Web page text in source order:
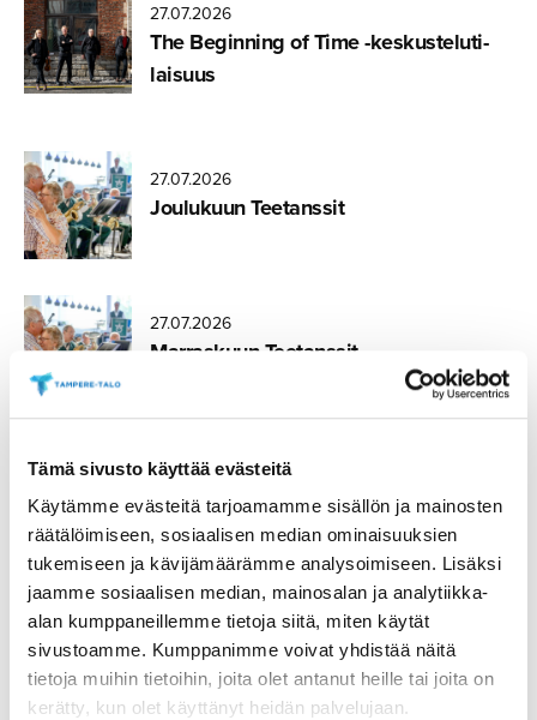
Tämä sivusto käyttää evästeitä
Käytämme evästeitä tarjoamamme sisällön ja mainosten
räätälöimiseen, sosiaalisen median ominaisuuksien
tukemiseen ja kävijämäärämme analysoimiseen. Lisäksi
jaamme sosiaalisen median, mainosalan ja analytiikka-
alan kumppaneillemme tietoja siitä, miten käytät
sivustoamme. Kumppanimme voivat yhdistää näitä
tietoja muihin tietoihin, joita olet antanut heille tai joita on
kerätty, kun olet käyttänyt heidän palvelujaan.
27.07.2026
The Beginning of Time -keskuste­lu­ti­
laisuus
27.07.2026
Joulukuun Teetanssit
27.07.2026
Marraskuun Teetanssit
27.07.2026
Lokakuun Teetanssit
27.07.2026
Syyskuun Teetanssit